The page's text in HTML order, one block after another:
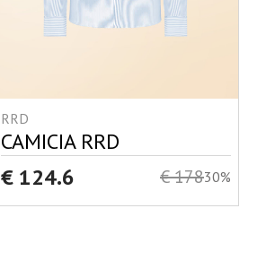
RRD
CAMICIA RRD
€ 124.6
€ 17830%